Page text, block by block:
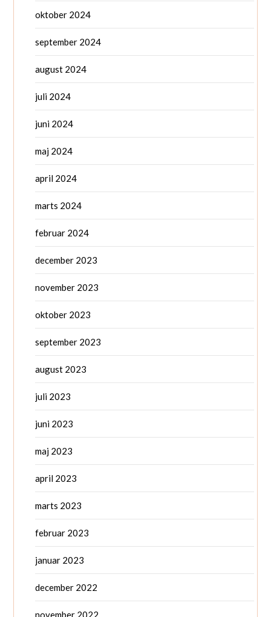
oktober 2024
september 2024
august 2024
juli 2024
juni 2024
maj 2024
april 2024
marts 2024
februar 2024
december 2023
november 2023
oktober 2023
september 2023
august 2023
juli 2023
juni 2023
maj 2023
april 2023
marts 2023
februar 2023
januar 2023
december 2022
november 2022